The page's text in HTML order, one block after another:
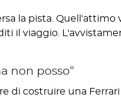
la pista. Quell'attimo
il viaggio.
non posso"
di costruire una